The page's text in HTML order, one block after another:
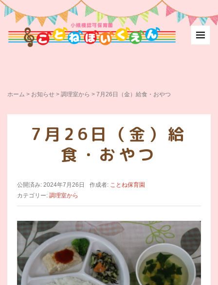
ホーム > お知らせ > 調理室から > 7月26日（金）給食・おやつ
7月26日（金）給
食・おやつ
公開済み: 2024年7月26日 作成者: ことね保育園
カテゴリー: 調理室から